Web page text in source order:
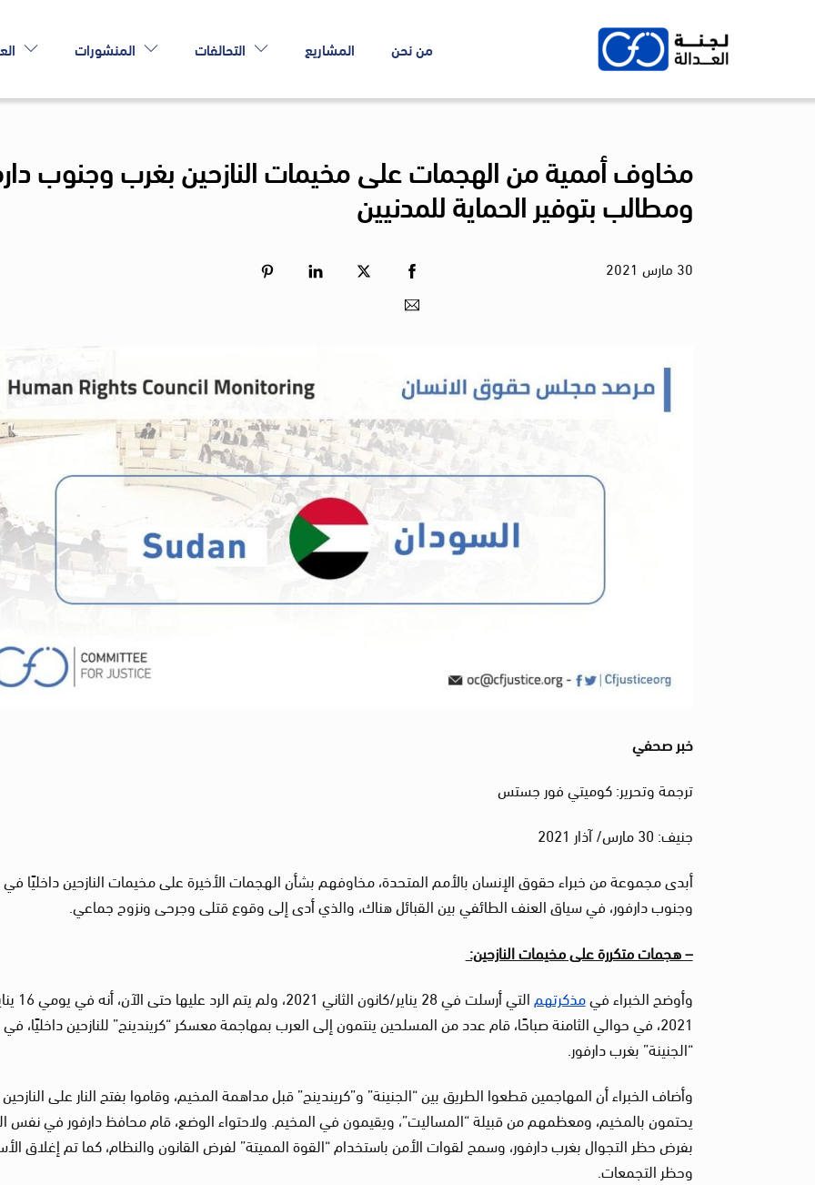
من نحن المشاريع التحالفات المنشورات
مخاوف أممية من الهجمات على مخيمات النازحين بغرب وجنوب
ومطالب بتوفير الحماية للمدنيين
30 مارس 2021
خبر صحفي
ترجمة وتحرير: كوميتي فور جستس
جنيف: 30 مارس/ آذار 2021
أبدى مجموعة من خبراء حقوق الإنسان بالأمم المتحدة، مخاوفهم بشأن الهجمات الأخيرة على مخيمات النازحين داخليًا
وجنوب دارفور، في سياق العنف الطائفي بين القبائل هناك، والذي أدى إلى وقوع قتلى وجرحى ونزوح جماعي.
– هجمات متكررة على مخيمات النازحين:
وأوضح الخبراء فيمذكرتهم
التي أرسلت في 28 يناير/كانون الثاني
2021، في حوالي الثامنة صباحًا، قام عدد من المسلحين ينتمون إلى العرب بمهاجمة معسكر “كريندينج” للنازحين داخليًا، في
“الجنينة” بغرب دارفور.
وأضاف الخبراء أن المهاجمين قطعوا الطريق بين “الجنينة” و”كريندينج” قبل مداهمة المخيم، وقاموا بفتح النار على
يحتمون بالمخيم، ومعظمهم من قبيلة “المساليت”، ويقيمون في المخيم. ولاحتواء الوضع، قام محافظ دارفور في نفس
بفرض حظر التجوال بغرب دارفور، وسمح لقوات الأمن باستخدام “القوة المميتة” لفرض القانون والنظام، كما تم إغلاق
وحظر التجمعات.